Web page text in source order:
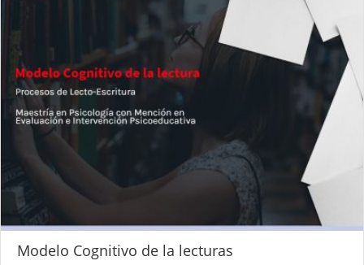
Modelo Cognitivo de la lecturas